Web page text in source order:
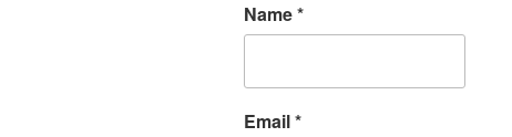
Name*
Email*